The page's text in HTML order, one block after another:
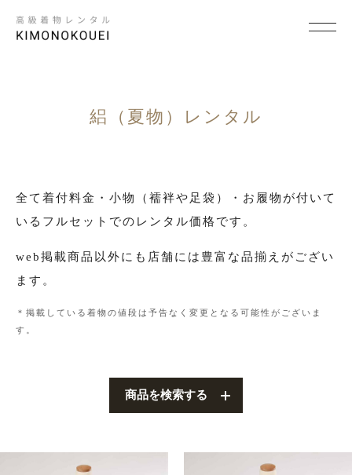
結納
卒入学式・卒入園式
パーティ・ビジネス
観劇・お茶会・街歩き
絽（夏物）レンタル
全て着付料金・小物（襦袢や足袋）・お履物が付いて
いるフルセットでのレンタル価格です。
web掲載商品以外にも店舗には豊富な品揃えがござい
ます。
＊掲載している着物の値段は予告なく変更となる可能性がございま
す。
商品を検索する